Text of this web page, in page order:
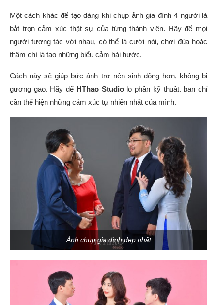
Một cách khác để tạo dáng khi chụp ảnh gia đình 4 người là
bắt trọn cảm xúc thật sự của từng thành viên. Hãy để mọi
người tương tác với nhau, có thể là cười nói, chơi đùa hoặc
thậm chí là tạo những biểu cảm hài hước.
Cách này sẽ giúp bức ảnh trở nên sinh động hơn, không bị
gượng gạo. Hãy để HThao Studiolo phần kỹ thuật, bạn chỉ
cần thể hiện những cảm xúc tự nhiên nhất của mình.
Ảnh chụp gia đình đẹp nhất